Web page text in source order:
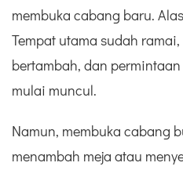
membuka cabang baru.
Tempat utama sudah
bertambah, dan
mulai muncul.
Namun, membuka cabang
menambah meja atau